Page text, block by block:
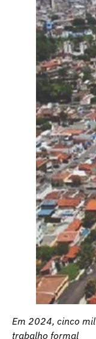
Em 2024, cinco
trabalho formal